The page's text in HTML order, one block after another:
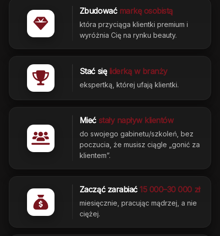
Zbudować markę osobistą
która przyciąga klientki premium i
wyróżnia Cię na rynku beauty.
Stać się liderką w branży
ekspertką, której ufają klientki.
Mieć stały napływ klientów
do swojego gabinetu/szkoleń, bez
poczucia, że musisz ciągle „gonić za
klientem”.
Zacząć zarabiać15 000–30 000 zł
miesięcznie, pracując mądrzej, a nie
ciężej.